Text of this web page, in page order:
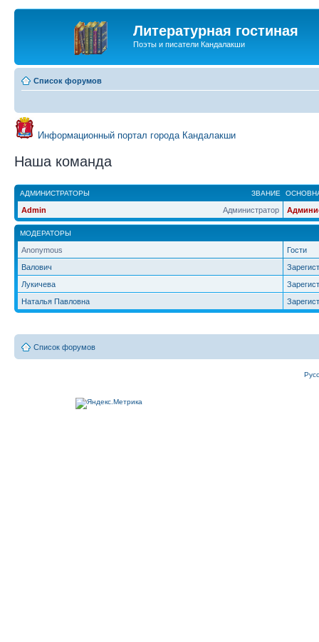
Литературная гостиная
Поэты и писатели Кандалакши
Список форумов
Информационный портал города Кандалакши
Наша команда
ЗВАНИЕ
АДМИНИСТРАТОРЫ
Администратор
Admin
МОДЕРАТОРЫ
Anonymous
Гости
Валович
Лукичева
Наталья Павловна
Список форумов